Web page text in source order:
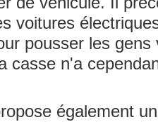
voitures
pousser les
casse n'a
également